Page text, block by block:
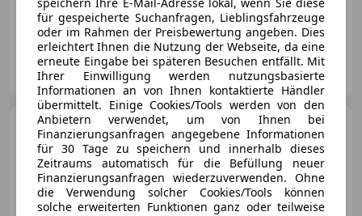
Onlinecars Vertriebs GmbH ZWNL Wien
AT-1020 Wien
Audi Q3 Quattro S-Line
für gespeicherte Suchanfragen, Lieblingsfahrzeuge
oder im Rahmen der Preisbewertung angeben. Dies
erleichtert Ihnen die Nutzung der Webseite, da eine
erneute Eingabe bei späteren Besuchen entfällt. Mit
Ihrer Einwilligung werden nutzungsbasierte
Informationen an von Ihnen kontaktierte Händler
übermittelt. Einige Cookies/Tools werden von den
Anbietern verwendet, um von Ihnen bei
Finanzierungsanfragen angegebene Informationen
für 30 Tage zu speichern und innerhalb dieses
Zeitraums automatisch für die Befüllung neuer
Finanzierungsanfragen wiederzuverwenden. Ohne
die Verwendung solcher Cookies/Tools können
solche erweiterten Funktionen ganz oder teilweise